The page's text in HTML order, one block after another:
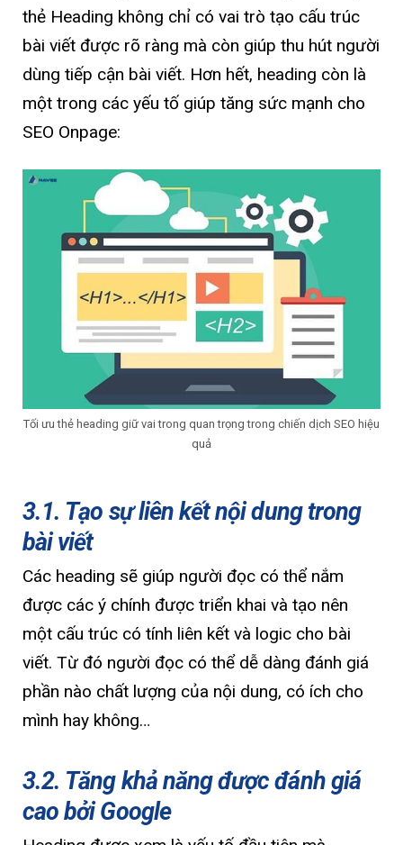
thẻ Heading không chỉ có vai trò tạo cấu trúc
bài viết được rõ ràng mà còn giúp thu hút người
dùng tiếp cận bài viết. Hơn hết, heading còn là
một trong các yếu tố giúp tăng sức mạnh cho
SEO Onpage:
Tối ưu thẻ heading giữ vai trong quan trọng trong chiến dịch SEO hiệu
quả
3.1. Tạo sự liên kết nội dung trong
bài viết
Các heading sẽ giúp người đọc có thể nắm
được các ý chính được triển khai và tạo nên
một cấu trúc có tính liên kết và logic cho bài
viết. Từ đó người đọc có thể dễ dàng đánh giá
phần nào chất lượng của nội dung, có ích cho
mình hay không…
3.2. Tăng khả năng được đánh giá
cao bởi Google